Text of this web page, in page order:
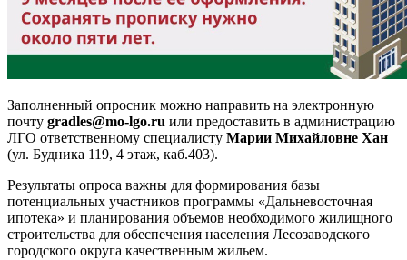
Заполненный опросник можно направить на электронную
почту gradles@mo-lgo.ru или предоставить в администрацию
ЛГО ответственному специалисту Марии Михайловне Хан
(ул. Будника 119, 4 этаж, каб.403).
Результаты опроса важны для формирования базы
потенциальных участников программы «Дальневосточная
ипотека» и планирования объемов необходимого жилищного
строительства для обеспечения населения Лесозаводского
городского округа качественным жильем.